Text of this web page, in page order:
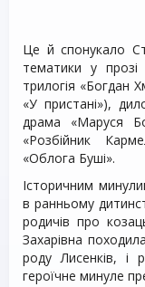
Це й спонукало
тематики у
трилогія «Богдан
«У пристані»),
драма «Маруся
«Розбійник
«Облога Буші».
Історичним
в ранньому
родичів про
Захарівна
роду Лисенків, і
героїчне минуле